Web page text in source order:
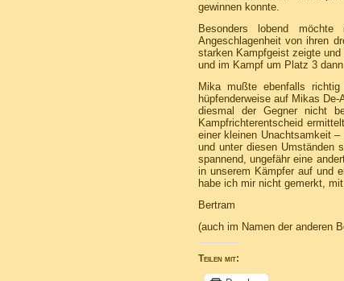
gewinnen konnte.
Besonders lobend
Angeschlagenheit von ihren
starken Kampfgeist zeigte
und im Kampf um Platz 3
Mika mußte ebenfalls
hüpfenderweise auf Mikas
diesmal der Gegner nicht
Kampfrichterentscheid
einer kleinen Unachtsamkeit
und unter diesen Umständen
spannend, ungefähr eine
in unserem Kämpfer auf und
habe ich mir nicht gemerkt,
Bertram
(auch im Namen der anderen
Teilen mit: